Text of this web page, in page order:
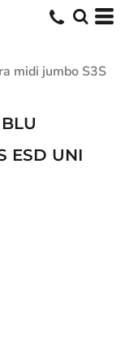
midi jumbo S3S
ESD UNI